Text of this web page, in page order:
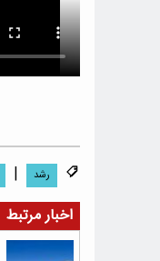
رشد |
اخبار مرتبط